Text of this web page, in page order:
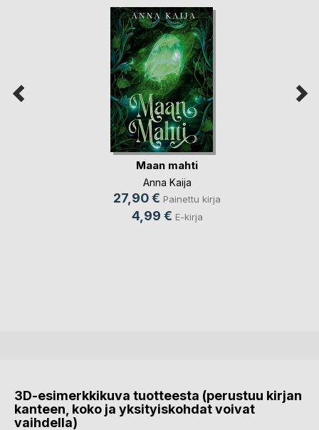
Maan mahti
Anna Kaija
27,90 € Painettu kirja
4,99 € E-kirja
3D-esimerkkikuva tuotteesta (perustuu kirjan
kanteen, koko ja yksityiskohdat voivat
vaihdella)